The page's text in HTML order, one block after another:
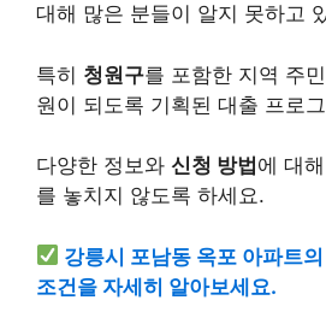
대해 많은 분들이 알지 못하고
특히 청원구를 포함한 지역 주
원이 되도록 기획된 대출 프로
다양한 정보와 신청 방법 에 대
를 놓치지 않도록 하세요.
강릉시 포남동 옥포 아파트
조건을 자세히 알아보세요.